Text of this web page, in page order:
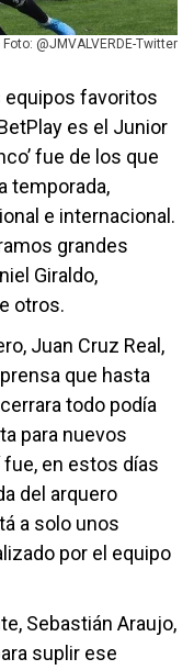
Foto: @JMVALVERDE-Twitter
equipos favoritos
es el Junior
fue de los que
temporada,
e internacional.
grandes
Giraldo,
otros.
Juan Cruz Real,
que hasta
todo podía
para nuevos
en estos días
del arquero
a solo unos
por el equipo
Sebastián Araujo,
suplir ese